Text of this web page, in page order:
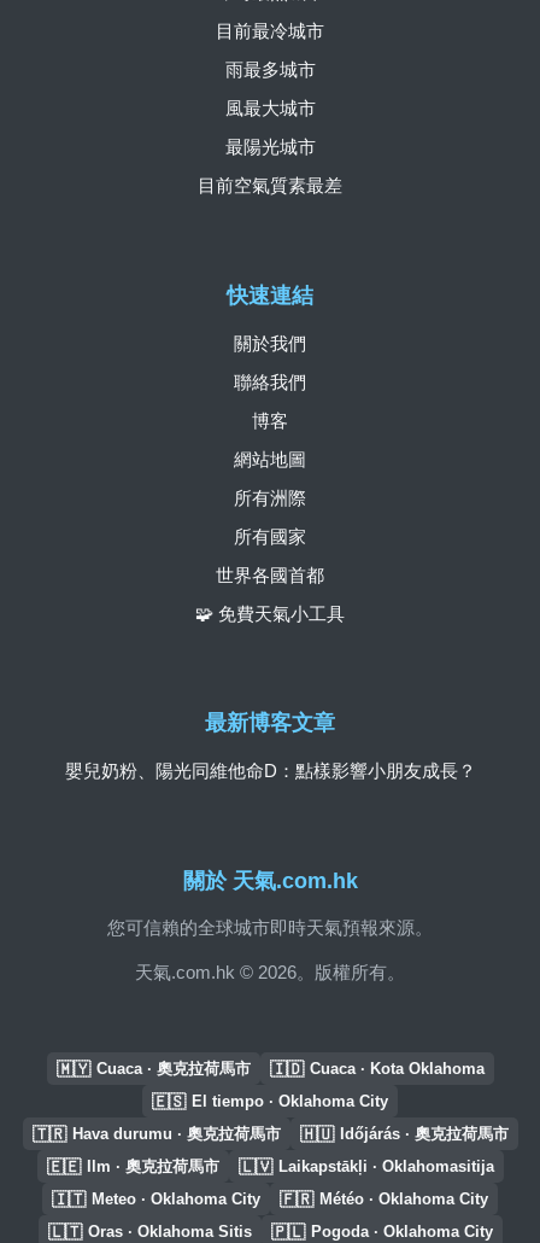
關於 天氣.com.hk
您可信賴的全球城市即時天氣預報來源。
天氣.com.hk © 2026。版權所有。
快速連結
關於我們
聯絡我們
博客
網站地圖
所有洲際
所有國家
世界各國首都
🧩 免費天氣小工具
目前最冷城市
雨最多城市
風最大城市
最陽光城市
目前空氣質素最差
最新博客文章
嬰兒奶粉、陽光同維他命D：點樣影響小朋友成長？
🇲🇾 Cuaca · 奧克拉荷馬市 🇮🇩 Cuaca · Kota Oklahoma
🇪🇸 El tiempo · Oklahoma City
🇹🇷 Hava durumu · 奧克拉荷馬市 🇭🇺 Időjárás · 奧克拉荷馬市
🇪🇪 Ilm · 奧克拉荷馬市 🇱🇻 Laikapstākļi · Oklahomasitija
🇮🇹 Meteo · Oklahoma City 🇫🇷 Météo · Oklahoma City
🇱🇹 Oras · Oklahoma Sitis 🇵🇱 Pogoda · Oklahoma City